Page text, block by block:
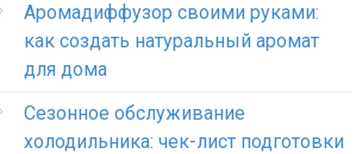
Аромадиффузор своими руками:
как создать натуральный аромат
для дома
Сезонное обслуживание
холодильника: чек-лист подготовки